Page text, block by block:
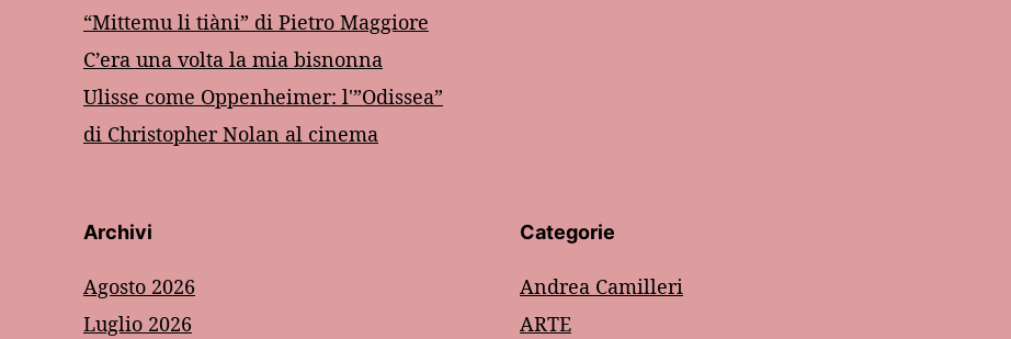
“Mittemu li tiàni” di Pietro Maggiore
C’era una volta la mia bisnonna
Ulisse come Oppenheimer: l'”Odissea”
di Christopher Nolan al cinema
Archivi
Agosto 2026
Luglio 2026
Categorie
Andrea Camilleri
ARTE